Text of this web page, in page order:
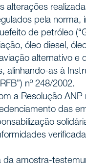
alterações
pela norma,
de petróleo
óleo diesel,
alternativo e
alinhando-as à
nº 248/2002.
a Resolução ANP
das
da amostra-